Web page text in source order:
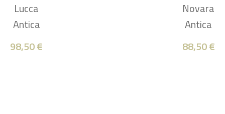
Lucca
Antica
98,50€
Novara
Antica
88,50€